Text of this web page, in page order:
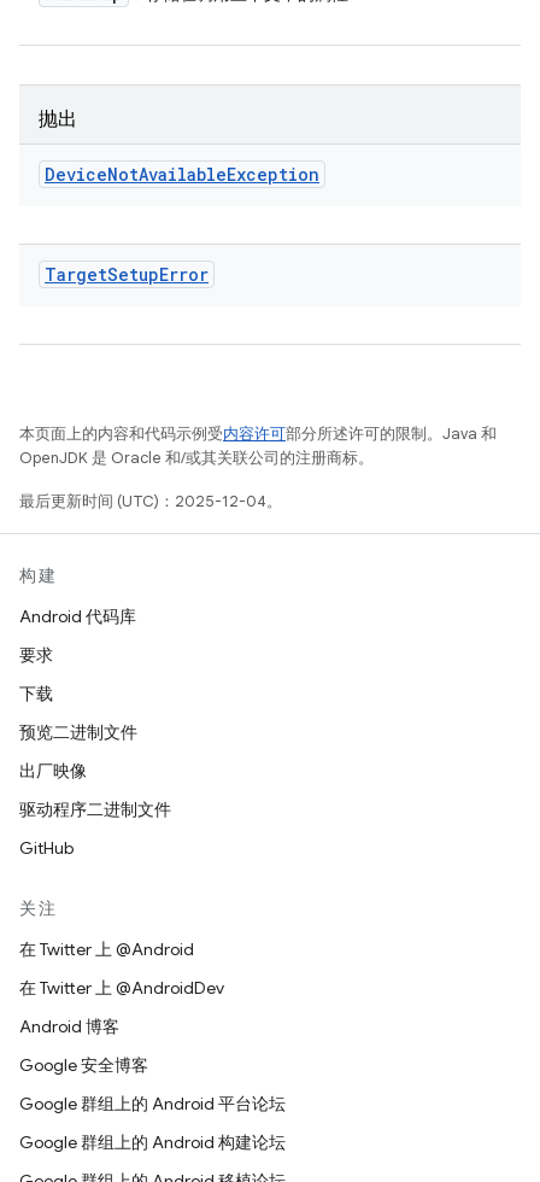
抛出
DeviceNotAvailableException
TargetSetupError
本页面上的内容和代码示例受内容许可部分所述许可的限制。Java 和
OpenJDK 是 Oracle 和/或其关联公司的注册商标。
最后更新时间 (UTC)：2025-12-04。
构建
Android 代码库
要求
下载
预览二进制文件
出厂映像
驱动程序二进制文件
GitHub
关注
在 Twitter 上 @Android
在 Twitter 上 @AndroidDev
Android 博客
Google 安全博客
Google 群组上的 Android 平台论坛
Google 群组上的 Android 构建论坛